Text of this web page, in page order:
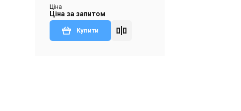
ua
Ціна
Ціна за запитом
Купити